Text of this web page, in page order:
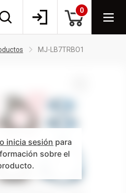
0
MJ-LB7TRBO1
inicia sesión para
sobre el